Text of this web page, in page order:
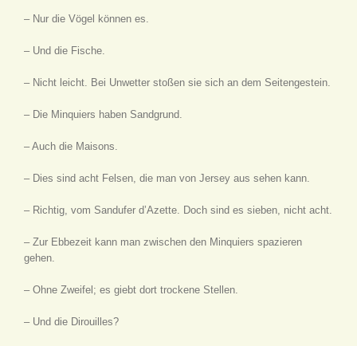
– Nur die Vögel können es.
– Und die Fische.
– Nicht leicht. Bei Unwetter stoßen sie sich an dem Seitengestein.
– Die Minquiers haben Sandgrund.
– Auch die Maisons.
– Dies sind acht Felsen, die man von Jersey aus sehen kann.
– Richtig, vom Sandufer d’Azette. Doch sind es sieben, nicht acht.
– Zur Ebbezeit kann man zwischen den Minquiers spazieren
gehen.
– Ohne Zweifel; es giebt dort trockene Stellen.
– Und die Dirouilles?